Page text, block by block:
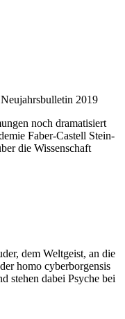
2019
noch dramatisiert
Faber-Castell Stein-
die Wissenschaft
dem Weltgeist, an die
homo cyberborgensis
stehen dabei Psyche bei